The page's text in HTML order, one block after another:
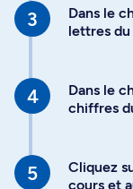
Dans le
lettres du
Dans le
chiffres
Cliquez
cours et